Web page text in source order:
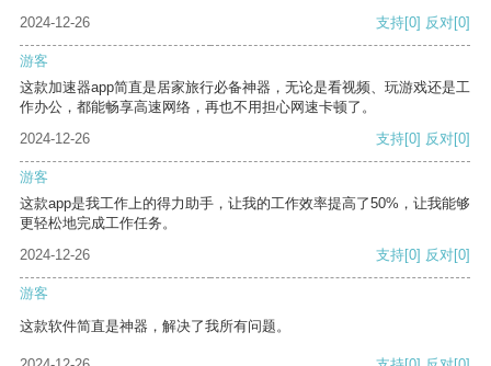
2024-12-26 支持[0] 反对[0]
游客
这款加速器app简直是居家旅行必备神器，无论是看视频、玩游戏还是工
作办公，都能畅享高速网络，再也不用担心网速卡顿了。
2024-12-26
支持[0] 反对[0]
游客
这款app是我工作上的得力助手，让我的工作效率提高了50%，让我能够
更轻松地完成工作任务。
2024-12-26
支持[0] 反对[0]
游客
这款软件简直是神器，解决了我所有问题。